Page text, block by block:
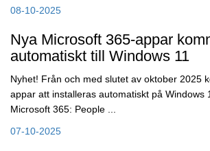
08-10-2025
Nya Microsoft 365-appar
automatiskt till Windows 11
Nyhet! Från och med slutet av oktober 2025
appar att installeras automatiskt på Windows
Microsoft 365: People ...
07-10-2025